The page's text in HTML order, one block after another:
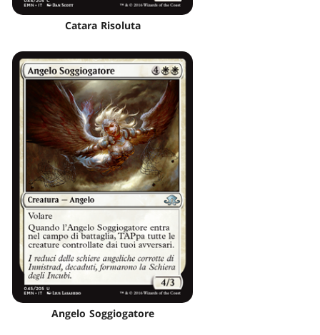
Catara Risoluta
Angelo Soggiogatore